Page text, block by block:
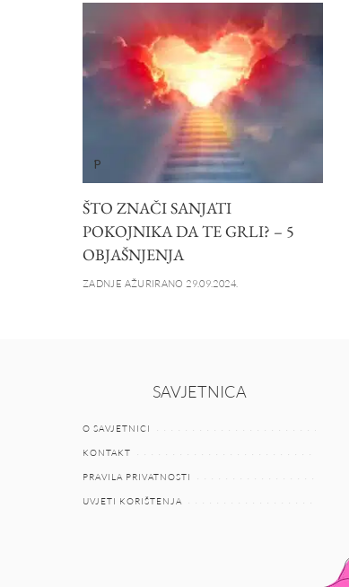
P
ŠTO ZNAČI SANJATI
POKOJNIKA DA TE GRLI? – 5
OBJAŠNJENJA
ZADNJE AŽURIRANO 29.09.2024.
SAVJETNICA
O SAVJETNICI
KONTAKT
PRAVILA PRIVATNOSTI
UVJETI KORIŠTENJA